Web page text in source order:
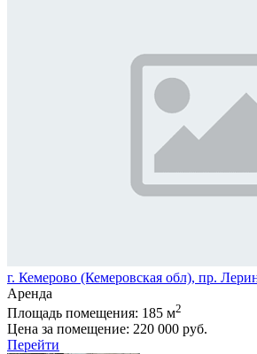
г. Кемерово (Кемеровская обл), пр.
Аренда
Площадь помещения: 185 м2
Цена за помещение: 220 000 руб.
Перейти